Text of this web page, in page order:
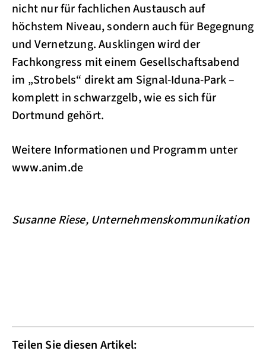
nicht nur für fachlichen Austausch auf
höchstem Niveau, sondern auch für Begegnung
und Vernetzung. Ausklingen wird der
Fachkongress mit einem Gesellschaftsabend
im „Strobels“ direkt am Signal-Iduna-Park –
komplett in schwarzgelb, wie es sich für
Dortmund gehört.
Weitere Informationen und Programm unter
www.anim.de
Susanne Riese, Unternehmenskommunikation
Teilen Sie diesen Artikel: